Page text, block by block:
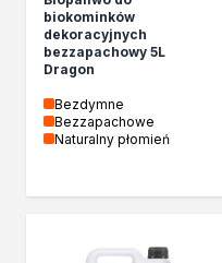
Biopaliwa do
Akcja Zima
Poznaj Dragona
Akademia Dragona
Aktualności
Praca
Znajdź rozwiązanie
biokominków
dekoracyjnych
bezzapachowy 5L
Dragon
Bezdymne
Bezzapachowe
Naturalny płomień